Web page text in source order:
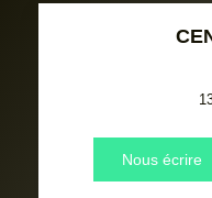
Nous écrire